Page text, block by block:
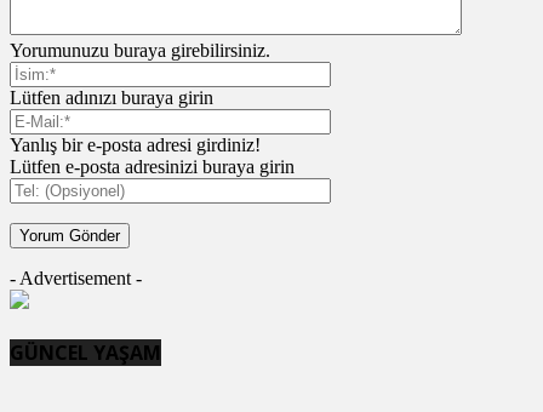
Yorumunuzu buraya girebilirsiniz.
Lütfen adınızı buraya girin
Yanlış bir e-posta adresi girdiniz!
Lütfen e-posta adresinizi buraya girin
- Advertisement -
GÜNCEL YAŞAM